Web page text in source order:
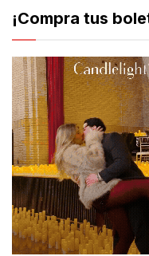
¡Compra tus